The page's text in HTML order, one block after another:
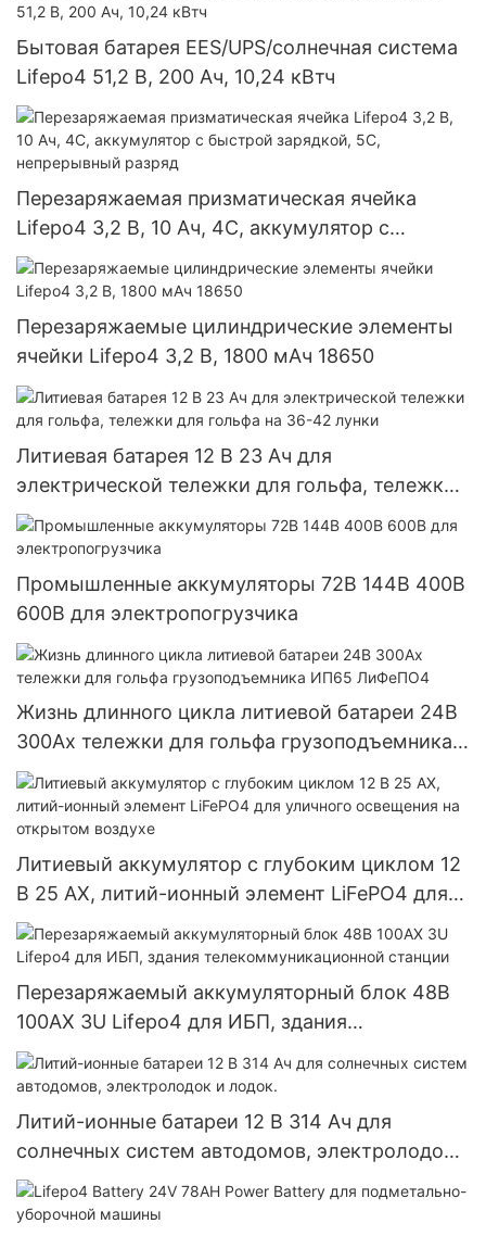
Бытовая батарея EES/UPS/солнечная система
Lifepo4 51,2 В, 200 Ач, 10,24 кВтч
Перезаряжаемая призматическая ячейка
Lifepo4 3,2 В, 10 Ач, 4C, аккумулятор с
быстрой зарядкой, 5C, непрерывный разряд
Перезаряжаемые цилиндрические элементы
ячейки Lifepo4 3,2 В, 1800 мАч 18650
Литиевая батарея 12 В 23 Ач для
электрической тележки для гольфа, тележки
для гольфа на 36-42 лунки
Промышленные аккумуляторы 72В 144В 400В
600В для электропогрузчика
Жизнь длинного цикла литиевой батареи 24В
300Ах тележки для гольфа грузоподъемника
ИП65 ЛиФеПО4
Литиевый аккумулятор с глубоким циклом 12
В 25 АХ, литий-ионный элемент LiFePO4 для
уличного освещения на открытом воздухе
Перезаряжаемый аккумуляторный блок 48В
100АХ 3U Lifepo4 для ИБП, здания
телекоммуникационной станции
Литий-ионные батареи 12 В 314 Ач для
солнечных систем автодомов, электролодок
и лодок.